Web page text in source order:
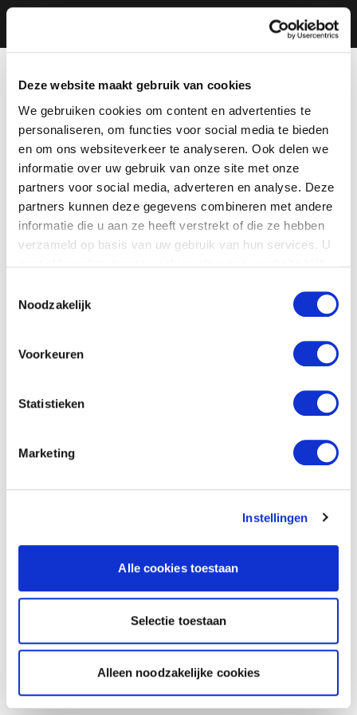
Deze website maakt gebruik van cookies
We gebruiken cookies om content en advertenties te
personaliseren, om functies voor social media te bieden
en om ons websiteverkeer te analyseren. Ook delen we
informatie over uw gebruik van onze site met onze
partners voor social media, adverteren en analyse. Deze
partners kunnen deze gegevens combineren met andere
informatie die u aan ze heeft verstrekt of die ze hebben
verzameld op basis van uw gebruik van hun services. U
Noodzakelijk
Voorkeuren
Statistieken
Marketing
Instellingen
Alle cookies toestaan
Selectie toestaan
Alleen noodzakelijke cookies